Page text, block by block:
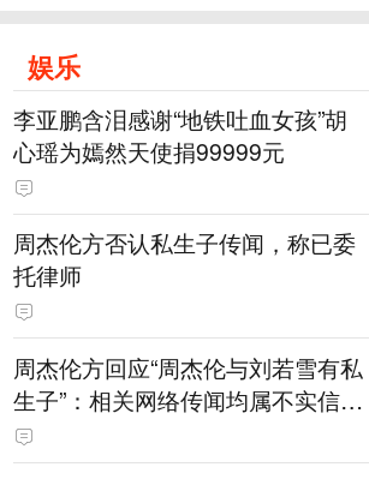
娱乐
李亚鹏含泪感谢“地铁吐血女孩”胡
心瑶为嫣然天使捐99999元
周杰伦方否认私生子传闻，称已委
托律师
周杰伦方回应“周杰伦与刘若雪有私
生子”：相关网络传闻均属不实信
息，已委托律师对相关不实信息的
发布者及传播者进行证据保全